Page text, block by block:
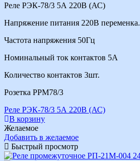
Реле РЭК-78/3 5А 220В (АС)
Напряжение питания 220В переменка.
Частота напряжения 50Гц
Номинальный ток контактов 5А
Количество контактов 3шт.
Розетка РРМ78/3
Реле РЭК-78/3 5А 220В (АС)
В корзину
Желаемое
Добавить в желаемое
Быстрый просмотр